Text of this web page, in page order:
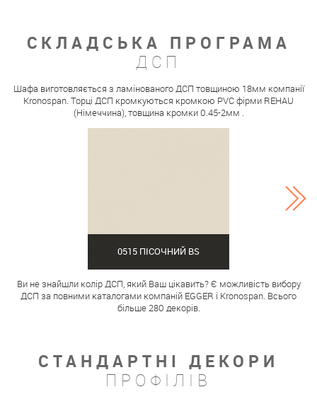
СКЛАДСЬКА ПРОГРАМА
ДСП
Шафа виготовляється з ламінованого ДСП товщиною 18мм компанії
Kronospan. Торці ДСП кромкуються кромкою PVC фірми REHAU
(Німеччина), товщина кромки 0.45-2мм .
0515 ПІСОЧНИЙ BS
Ви не знайшли колір ДСП, який Ваш цікавить? Є можливість вибору
ДСП за повними каталогами компаній EGGER і Kronospan. Всього
більше 280 декорів.
СТАНДАРТНІ ДЕКОРИ
ПРОФІЛІВ